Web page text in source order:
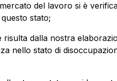
del lavoro si è
stato;
dalla nostra
nello stato di